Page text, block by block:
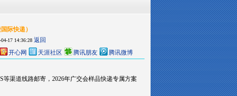
际快递）
04-17 14:36:28 返回
开心网 天涯社区 腾讯朋友 腾讯微博
渠道线路邮寄，2026年广交会样品快递专属方案